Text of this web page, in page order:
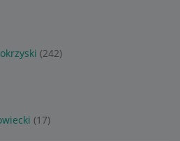
(242)
(17)